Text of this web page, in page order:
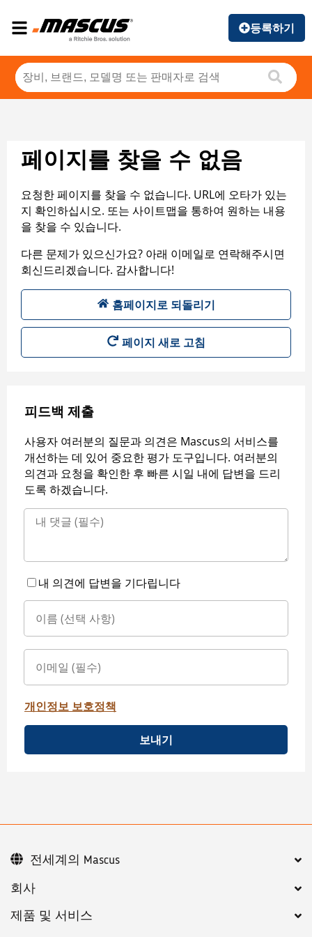
등록하기
페이지를 찾을 수 없음
요청한 페이지를 찾을 수 없습니다. URL에 오타가 있는
지 확인하십시오. 또는 사이트맵을 통하여 원하는 내용
을 찾을 수 있습니다.
다른 문제가 있으신가요? 아래 이메일로 연락해주시면
회신드리겠습니다. 감사합니다!
홈페이지로 되돌리기
페이지 새로 고침
피드백 제출
사용자 여러분의 질문과 의견은 Mascus의 서비스를
개선하는 데 있어 중요한 평가 도구입니다. 여러분의
의견과 요청을 확인한 후 빠른 시일 내에 답변을 드리
도록 하겠습니다.
내 의견에 답변을 기다립니다
개인정보 보호정책
보내기
회사
제품 및 서비스
전세계의 Mascus